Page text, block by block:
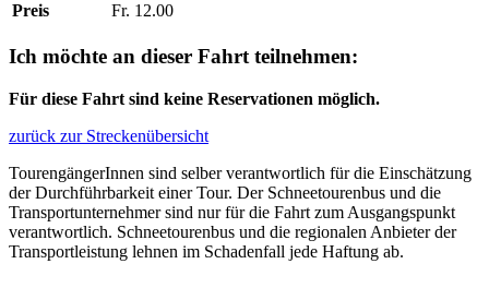
Preis
Fr. 12.00
Ich möchte an dieser Fahrt teilnehmen:
Für diese Fahrt sind keine Reservationen möglich.
zurück zur Streckenübersicht
TourengängerInnen sind selber verantwortlich für die Einschätzung
der Durchführbarkeit einer Tour. Der Schneetourenbus und die
Transportunternehmer sind nur für die Fahrt zum Ausgangspunkt
verantwortlich. Schneetourenbus und die regionalen Anbieter der
Transportleistung lehnen im Schadenfall jede Haftung ab.